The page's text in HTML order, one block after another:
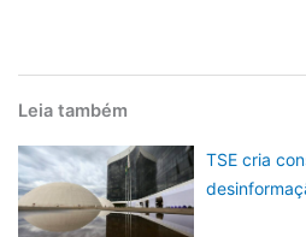
Leia também
TSE cria